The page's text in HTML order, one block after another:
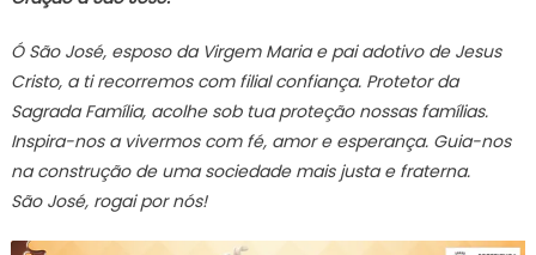
Ó São José, esposo da Virgem Maria e pai adotivo de Jesus
Cristo, a ti recorremos com filial confiança. Protetor da
Sagrada Família, acolhe sob tua proteção nossas famílias.
Inspira-nos a vivermos com fé, amor e esperança. Guia-nos
na construção de uma sociedade mais justa e fraterna.
São José, rogai por nós!